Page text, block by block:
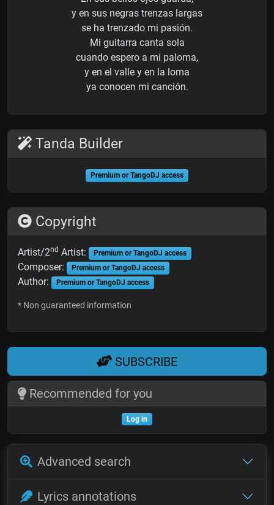
y en sus negras trenzas largas
se ha trenzado mi pasión.
Mi guitarra canta sola
cuando espero a mi paloma,
y en el valle y en la loma
ya conocen mi canción.
Tanda Builder
Premium or TangoDJ access
Copyright
Artist/2nd Artist: Premium or TangoDJ access
Composer: Premium or TangoDJ access
Author: Premium or TangoDJ access
* Non guaranteed information
SUBSCRIBE
Recommended for you
Log in
Advanced search
Lyrics annotations